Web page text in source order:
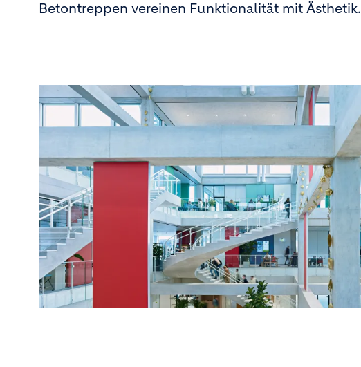
Betontreppen vereinen Funktionalität mit Ästhetik.